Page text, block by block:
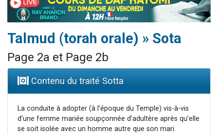
Talmud (torah orale) » Sota
Page 2a et Page 2b
Contenu du traité Sotta
La conduite à adopter (à l’époque du Temple) vis-à-vis
d’une femme mariée soupçonnée d’adultère après qu’elle
se soit isolée avec un homme autre que son mari.